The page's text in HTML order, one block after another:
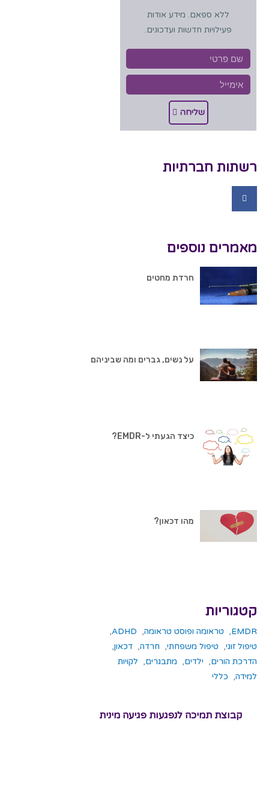
ללא ספאם. מידע אודות
פעילויות חדשות ועדכונים.
שליחה
רשתות חברתיות
מאמרים נוספים
חרדת מחטים
על נשים, גברים ומה שביניהם
כיצד הגעתי ל-EMDR?
מהו דכאון?
קטגוריות
EMDR
, טראומה ופוסט טראומה,
ADHD
,
טיפול זוגי, טיפול משפחתי, חרדה, דכאון,
הדרכת הורים, ילדים, מתבגרים, לקויות
למידה, כללי
קבוצת תמיכה לנפגעות פגיעה מינית